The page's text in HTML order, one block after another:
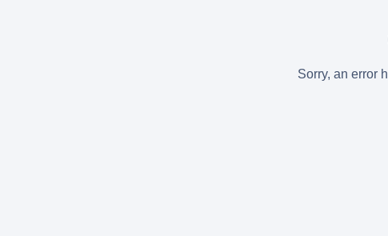
Sorry, an error